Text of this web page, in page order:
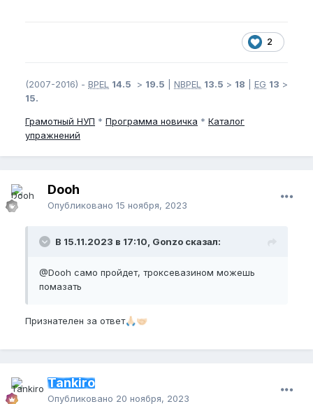
2
(2007-2016) - BPEL 14.5 > 19.5 NBPEL 13.5 > 18 EG 13 >
15.
Грамотный НУП * Программа новичка * Каталог
упражнений
Dooh
Опубликовано 15 ноября, 2023
В 15.11.2023 в 17:10, Gonzo сказал:
@Dooh само пройдет, троксевазином можешь
помазать
Признателен за ответ🙏🏻🤝🏻
Tankiro
Опубликовано 20 ноября, 2023